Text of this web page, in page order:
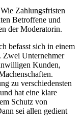
Zahlungsfristen
Betroffene und
der Moderatorin.
befasst sich in einem
Zwei Unternehmer
Kunden,
zu verschiedensten
hat eine klare
Schutz von
sei allen gedient